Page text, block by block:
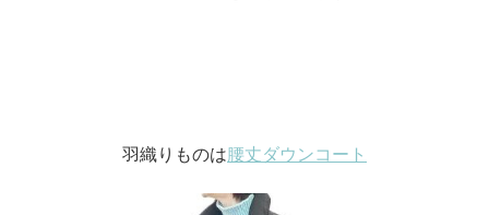
羽織りものは腰丈ダウンコート